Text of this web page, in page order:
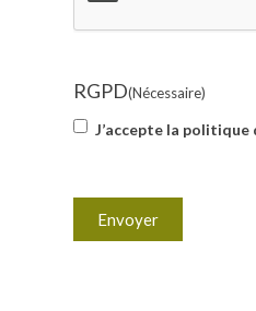
RGPD(Nécessaire)
J’accepte la